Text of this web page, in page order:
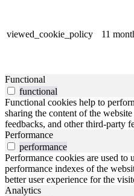
viewed_cookie_policy 11
Functional
functional
Functional cookies help to
sharing the content of the
feedbacks, and other third-party
Performance
performance
Performance cookies are used to
performance indexes of the
better user experience for the
Analytics